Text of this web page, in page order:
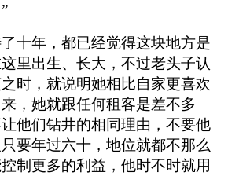
十年，都已经觉得这块地方是
里出生、长大，不过老头子认
时，就说明她相比自家更喜欢
，她就跟任何租客是差不多
他们钻井的相同理由，不要他
要年过六十，地位就都不那么
制更多的利益，他时不时就用